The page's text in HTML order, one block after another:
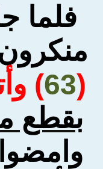
فلما
(
63
)
بقطع